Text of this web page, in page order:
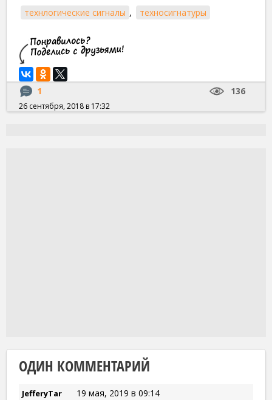
технлогические сигналы , техносигнатуры
1 136
26 сентября, 2018 в 17:32
ОДИН КОММЕНТАРИЙ
JefferyTar
19 мая, 2019 в 09:14